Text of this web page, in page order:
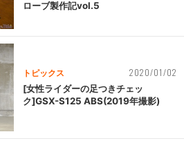
ローブ製作記vol.5
トピックス 2020/01/02
[女性ライダーの足つきチェッ
ク]GSX-S125 ABS(2019年撮影)